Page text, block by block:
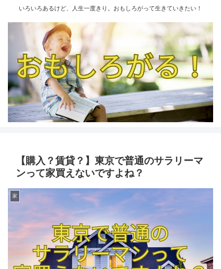
いろいろあるけど、人生一度きり。おもしろがって生きていきたい！
【購入？賃貸？】東京で普通のサラリーマ
ンって家買えないですよね？
家